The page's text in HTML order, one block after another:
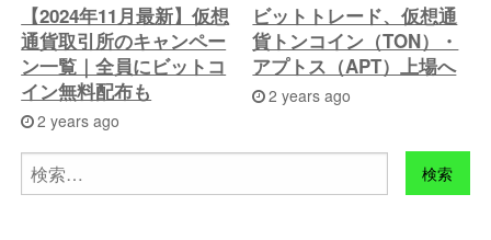
【2024年11月最新】仮想
通貨取引所のキャンペー
ン一覧｜全員にビットコ
イン無料配布も
2 years ago
ビットトレード、仮想通
貨トンコイン（TON）・
アプトス（APT）上場へ
2 years ago
検
索: